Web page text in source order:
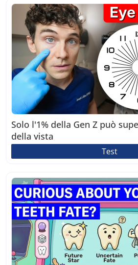
Solo l'1% della Gen Z può
della vista
Test